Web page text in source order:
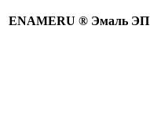
ENAMERU ® Эмаль ЭП